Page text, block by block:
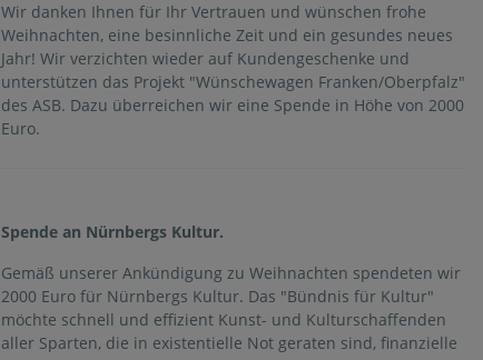
Wir danken Ihnen für Ihr Vertrauen und wünschen frohe
Weihnachten, eine besinnliche Zeit und ein gesundes neues
Jahr! Wir verzichten wieder auf Kundengeschenke und
unterstützen das Projekt "Wünschewagen Franken/Oberpfalz"
des ASB. Dazu überreichen wir eine Spende in Höhe von 2000
Euro.
Spende an Nürnbergs Kultur.
Gemäß unserer Ankündigung zu Weihnachten spendeten wir
2000 Euro für Nürnbergs Kultur. Das "Bündnis für Kultur"
möchte schnell und effizient Kunst- und Kulturschaffenden
aller Sparten, die in existentielle Not geraten sind, finanzielle